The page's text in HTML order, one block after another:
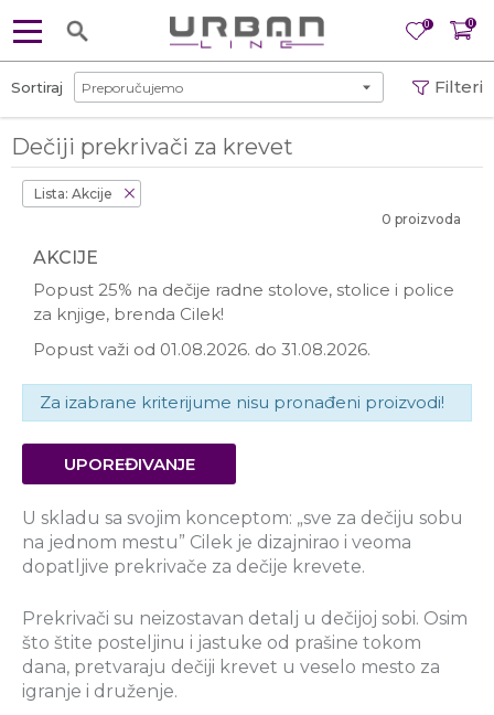
0
0
Dečiji prekrivači za krevet
Sortiraj Filteri
Lista: Akcije
0 proizvoda
AKCIJE
Popust 25% na dečije radne stolove, stolice i police
za knjige, brenda Cilek!
Popust važi od 01.08.2026. do 31.08.2026.
Za izabrane kriterijume nisu pronađeni proizvodi!
UPOREĐIVANJE
U skladu sa svojim konceptom: „sve za dečiju sobu
na jednom mestu” Cilek je dizajnirao i veoma
dopatljive prekrivače za dečije krevete.
Prekrivači su neizostavan detalj u dečijoj sobi. Osim
što štite posteljinu i jastuke od prašine tokom
dana, pretvaraju dečiji krevet u veselo mesto za
igranje i druženje.